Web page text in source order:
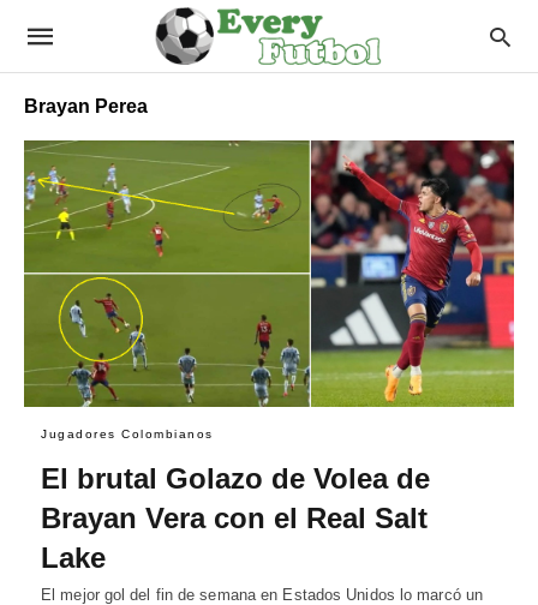
Brayan Perea
Jugadores Colombianos
El brutal Golazo de Volea de
Brayan Vera con el Real Salt
Lake
El mejor gol del fin de semana en Estados Unidos lo marcó un